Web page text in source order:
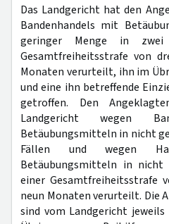
Das Landgericht hat den
Bandenhandels mit
geringer Menge in
Gesamtfreiheitsstrafe von
Monaten verurteilt, ihn im
und eine ihn betreffende
getroffen. Den
Landgericht wegen
Betäubungsmitteln in nicht
Fällen und wegen
Betäubungsmitteln in nicht
einer Gesamtfreiheitsstrafe
neun Monaten verurteilt. Die
sind vom Landgericht